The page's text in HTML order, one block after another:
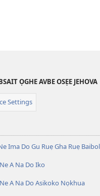
ỌGHE AVBE OSẸE JEHOVA
Settings
Ima Do Gu Ruẹ Gha Ruẹ
A Na Do Iko
A Na Do Asikoko Nọkhua